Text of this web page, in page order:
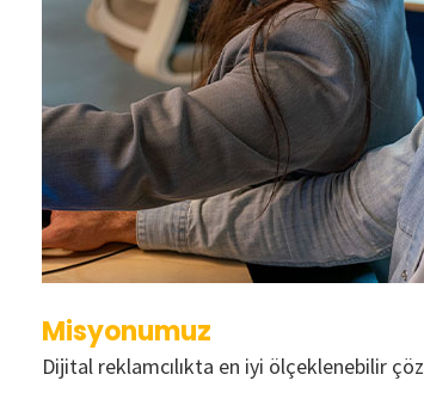
Misyonumuz
Dijital reklamcılıkta en iyi ölçeklenebilir